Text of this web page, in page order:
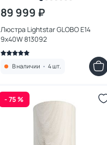
89 999 ₽
Люстра Lightstar GLOBO E14
9х40W 813092
В наличии • 4 шт.
- 75 %